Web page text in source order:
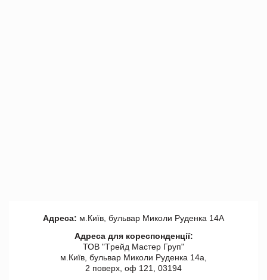
Адреса: м.Київ, бульвар Миколи Руденка 14А
Адреса для кореспонденції:
ТОВ "Tрейд Мастер Груп"
м.Київ, бульвар Миколи Руденка 14а,
2 поверх, оф 121, 03194